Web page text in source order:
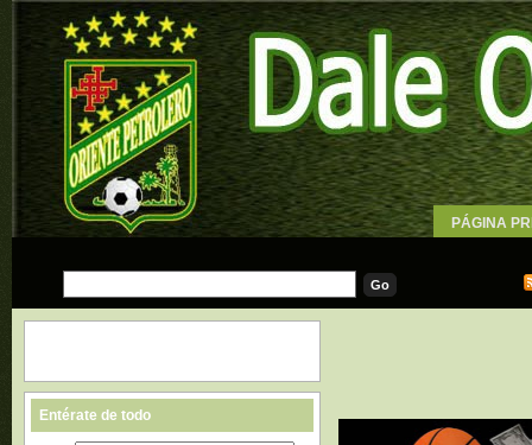
PÁGINA
Entérate de todo